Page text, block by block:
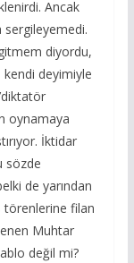
Ancak
sergileyemedi.
diyordu,
deyimiyle
oynamaya
İktidar
sözde
de yarından
törenlerine filan
Muhtar
değil mi?